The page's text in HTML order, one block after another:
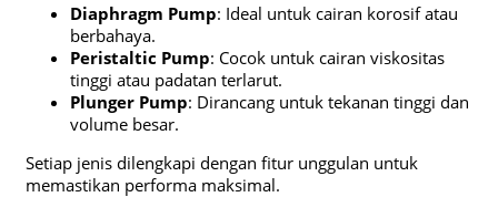
Diaphragm Pump: Ideal untuk cairan korosif atau
berbahaya.
Peristaltic Pump: Cocok untuk cairan viskositas
tinggi atau padatan terlarut.
Plunger Pump: Dirancang untuk tekanan tinggi dan
volume besar.
Setiap jenis dilengkapi dengan fitur unggulan untuk
memastikan performa maksimal.